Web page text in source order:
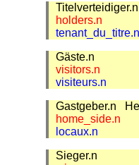
holders.n
Gäste.n
visitors.n
visiteurs.n
Gastgeber.n
home_side.n
locaux.n
Sieger.n